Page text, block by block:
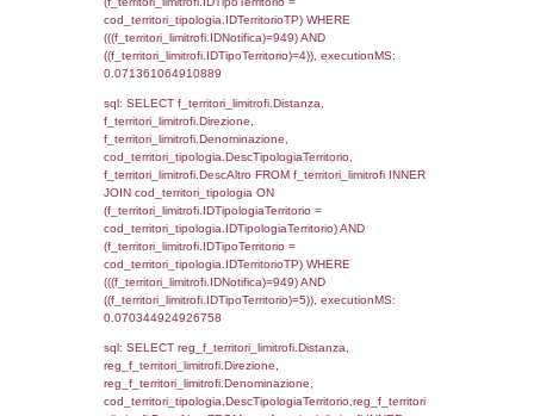
sql: SELECT * FROM d2_autorizzazioni
IDNotifica=949, executionMS:
StatoIspezione,
'%d/%m/%Y') as DataApertura,
DATE_FORMAT(DataChiusura, '%d/%m/
DataChiusura,
'%d/%m/%Y') as DataUltimoPIR FROM
WHERE (((d3_ispezioni.IDNotifica)=949)),
0.00057601928710938
FROM f_confini_stato INNER JOIN
f_confini_stato.IDStato = el_nazioni.IDStato